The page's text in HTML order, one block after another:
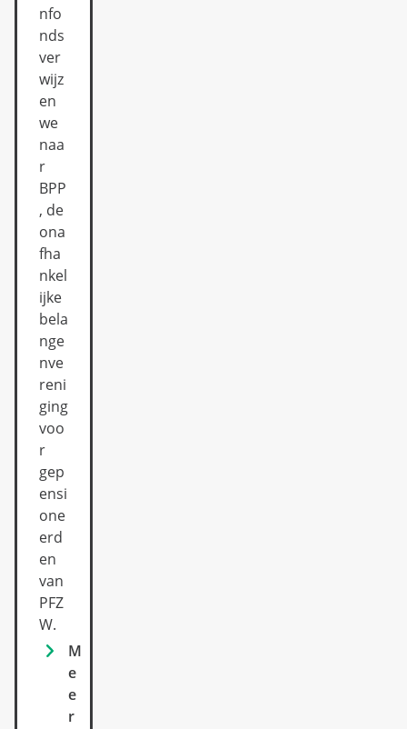
nfo
nds
ver
wijz
en
we
naa
r
BPP
, de
ona
fha
nkel
ijke
bela
nge
nve
reni
ging
voo
r
gep
ensi
one
erd
en
van
PFZ
W.
M
e
e
r